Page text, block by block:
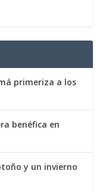
primeriza a los
benéfica en
y un invierno